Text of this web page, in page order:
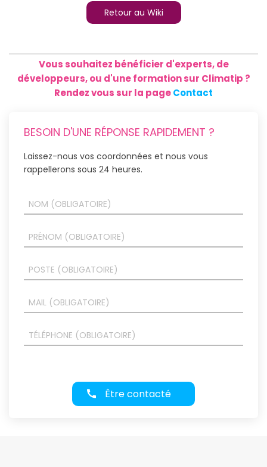
Retour au Wiki
Vous souhaitez bénéficier d'experts, de
développeurs, ou d'une formation sur Climatip ?
Rendez vous sur la pageContact
BESOIN D'UNE RÉPONSE RAPIDEMENT ?
Laissez-nous vos coordonnées et nous vous
rappellerons sous 24 heures.
Être contacté